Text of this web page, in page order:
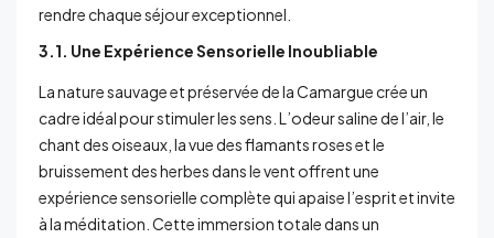
rendre chaque séjour exceptionnel.
3.1. Une Expérience Sensorielle Inoubliable
La nature sauvage et préservée de la Camargue crée un
cadre idéal pour stimuler les sens. L’odeur saline de l’air, le
chant des oiseaux, la vue des flamants roses et le
bruissement des herbes dans le vent offrent une
expérience sensorielle complète qui apaise l’esprit et invite
à la méditation. Cette immersion totale dans un